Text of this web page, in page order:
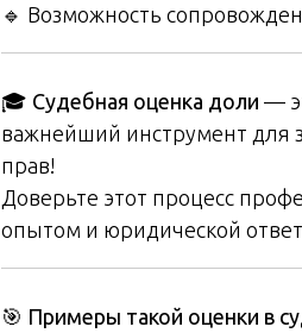
🔹 Возможность
🎓 Судебная оценка доли —
важнейший инструмент
прав!
Доверьте этот процесс
опытом и юридической
🎯 Примеры такой оценки в